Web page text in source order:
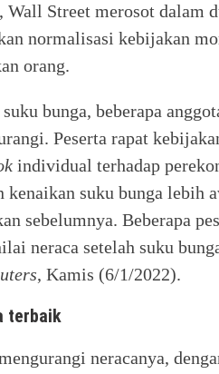
Wall Street merosot
normalisasi kebijakan
orang.
bunga, beberapa
Peserta rapat
individual terhadap
suku bunga lebih
sebelumnya. Beberapa
neraca setelah suku
, Kamis (6/1/2022).
terbaik
neracanya,